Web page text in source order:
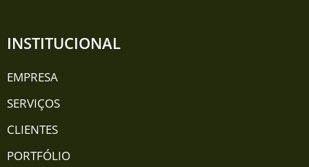
INSTITUCIONAL
EMPRESA
SERVIÇOS
CLIENTES
PORTFÓLIO